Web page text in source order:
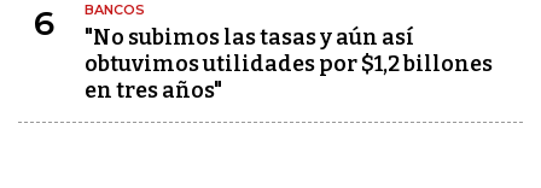
6 BANCOS
"No subimos las tasas y aún así
obtuvimos utilidades por $1,2 billones
en tres años"